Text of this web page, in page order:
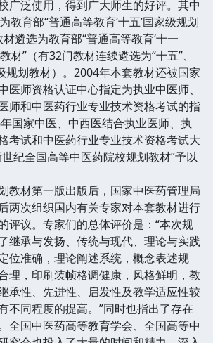
广泛使用，得到广大师生的好评。其中
教育部“普通高等教育‘十五’国家级规划
遴选为教育部“普通高等教育‘十一
材”（有32门教材连续遴选为“十五”、
规划教材）。2004年本套教材还被国家
医师资格认证中心指定为执业中医师、
师和中医药行业专业技术资格考试的指
国家中医、中西医结合执业医师、执
考试和中医药行业专业技术资格考试大
纪全国高等中医药院校规划教材”予以
材第一版出版后，国家中医药管理局
两次组织国内有关专家对本套教材进行
评议。专家们的总体评价是：“本次规
继承与发扬、传统与现代、理论与实践
位准确，理论阐述系统，概念表述规
理，印刷装帧格调健康，风格鲜明，教
承性、先进性、启发性及教学适应性较
不同程度的提高。”同时也指出了存在
全国中医药高等教育学会、全国高等中